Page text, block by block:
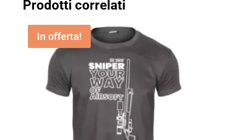
Prodotti correlati
In offerta!